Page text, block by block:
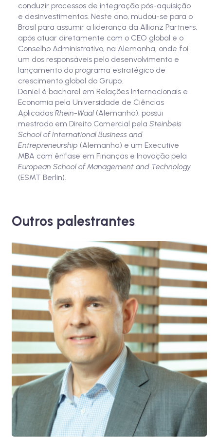
conduzir processos de integração pós-aquisição
e desinvestimentos. Neste ano, mudou-se para o
Brasil para assumir a liderança da Allianz Partners,
após atuar diretamente com o CEO global e o
Conselho Administrativo, na Alemanha, onde foi
um dos responsáveis pelo desenvolvimento e
lançamento do programa estratégico de
crescimento global do Grupo.
Daniel é bacharel em Relações Internacionais e
Economia pela Universidade de Ciências
AplicadasRhein-Waal (Alemanha), possui
mestrado em Direito Comercial pelaSteinbeis
School of International Business and
Entrepreneurship (Alemanha) e um Executive
MBA com ênfase em Finanças e Inovação pela
European School of Management and Technology
(ESMT Berlin).
Outros palestrantes